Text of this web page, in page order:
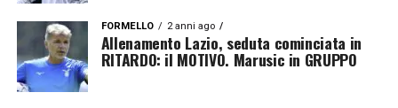
FORMELLO 2 anni ago
Allenamento Lazio, seduta cominciata in
RITARDO: il MOTIVO. Marusic in GRUPPO